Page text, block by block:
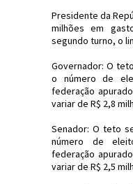
Presidente da
milhões em
segundo turno, o
Governador: O
o número de
federação
variar de R$ 2,8
Senador: O teto
número de
federação
variar de R$ 2,5